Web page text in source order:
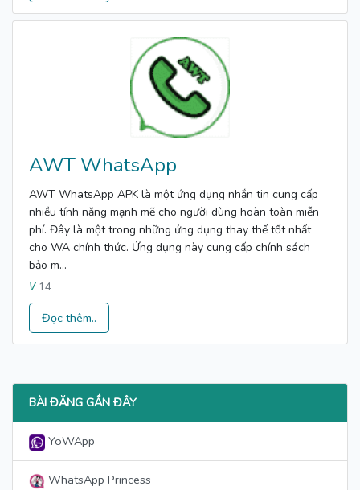
AWT WhatsApp
AWT WhatsApp APK là một ứng dụng nhắn tin cung cấp
nhiều tính năng mạnh mẽ cho người dùng hoàn toàn miễn
phí. Đây là một trong những ứng dụng thay thế tốt nhất
cho WA chính thức. Ứng dụng này cung cấp chính sách
bảo m...
V14
Đọc thêm..
BÀI ĐĂNG GẦN ĐÂY
YoWApp
WhatsApp Princess